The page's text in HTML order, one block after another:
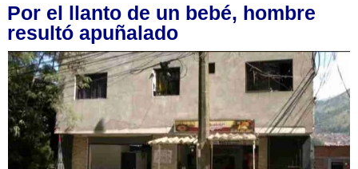
Por el llanto de un bebé, hombre
resultó apuñalado